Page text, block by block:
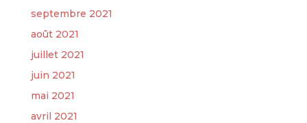
septembre 2021
août 2021
juillet 2021
juin 2021
mai 2021
avril 2021